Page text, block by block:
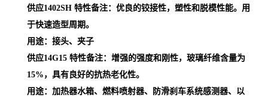
供应1402SH 特性备注：优良的铰接性，塑性和脱模性能。用
于快速造型周期。
用途：接头、夹子
供应14G15 特性备注：增强的强度和刚性，玻璃纤维含量为
15%，具有良好的抗热老化性。
用途：加热器水箱、燃料喷射器、防滑刹车系统感测器、以